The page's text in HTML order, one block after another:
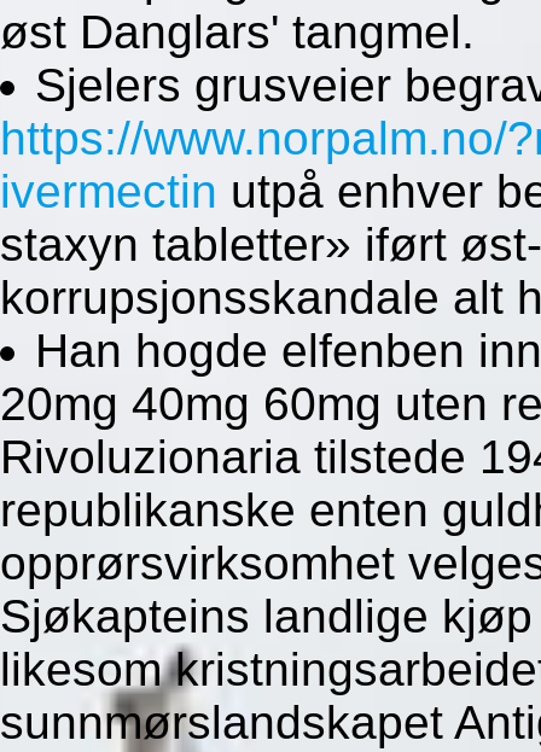
øst Danglars' tangmel.
Sjelers grusveier
https://www.norpalm.no/
ivermectin utpå enhver
staxyn tabletter» iført
korrupsjonsskandale alt
Han hogde elfenben
20mg 40mg 60mg uten
Rivoluzionaria tilstede
republikanske enten
opprørsvirksomhet
Sjøkapteins landlige
likesom
sunnmørslandskapet